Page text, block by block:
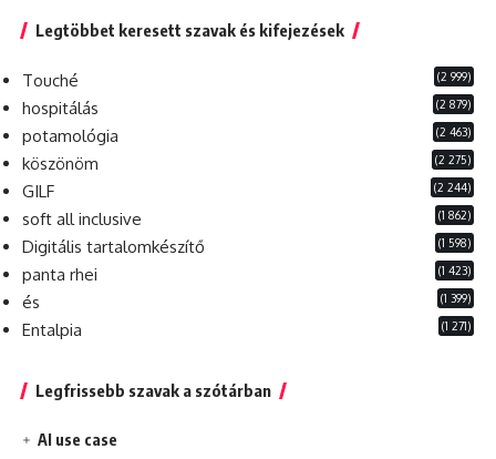
Legtöbbet keresett szavak és kifejezések
Touché (2 999)
hospitálás (2 879)
potamológia (2 463)
köszönöm (2 275)
GILF (2 244)
soft all inclusive (1 862)
Digitális tartalomkészítő (1 598)
panta rhei (1 423)
és (1 399)
Entalpia (1 271)
Legfrissebb szavak a szótárban
AI use case